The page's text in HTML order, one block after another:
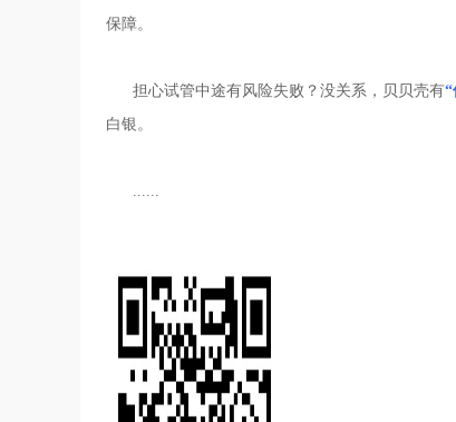
保障。
担心试管中途有风险失败？没关系，贝贝壳有“
白银。
......